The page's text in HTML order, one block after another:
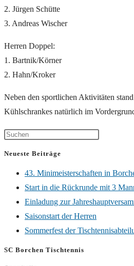
2. Jürgen Schütte
3. Andreas Wischer
Herren Doppel:
1. Bartnik/Körner
2. Hahn/Kroker
Neben den sportlichen Aktivitäten
Kühlschrankes natürlich im
Neueste Beiträge
43. Minimeisterschaften in
Start in die Rückrunde mit 3
Einladung zur
Saisonstart der Herren
Sommerfest der
SC Borchen Tischtennis